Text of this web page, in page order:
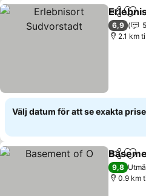
Dela
6,9
2.1 km
Välj datum för att se exakta
Dela
9,8
0.9 km